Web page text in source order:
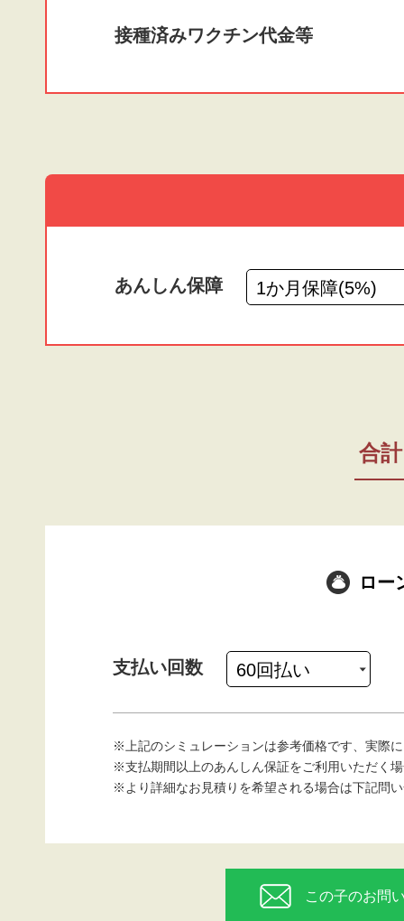
接種済みワクチン代金等
あんしん保障
合計
ロー
支払い回数
※上記のシミュレーションは参考価格です、実際
※支払期間以上のあんしん保証をご利用いただく
※より詳細なお見積りを希望される場合は下記問
この子のお問